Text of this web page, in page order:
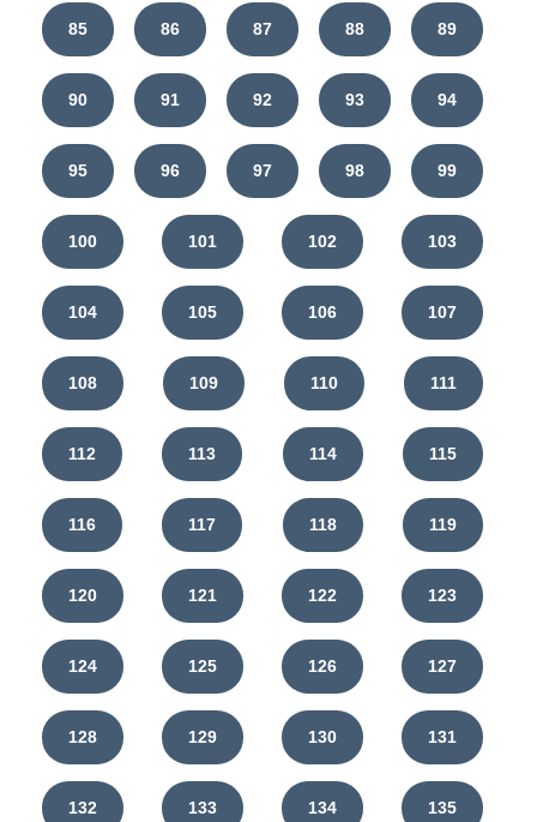
85 86 87 88 89
90 91 92 93 94
95 96 97 98 99
100 101 102 103
104 105 106 107
108 109 110 111
112 113 114 115
116 117 118 119
120 121 122 123
124 125 126 127
128 129 130 131
132 133 134 135